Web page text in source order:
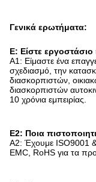
Γενικά ερωτήματα:
Ε: Είστε εργοστάσιο
Α1: Είμαστε ένα
σχεδιασμό, την
διασκορπιστών,
διασκορπιστών
10 χρόνια εμπειρίας.
Ε2: Ποια
Α2: Έχουμε ISO9001 &
EMC, RoHS για τα